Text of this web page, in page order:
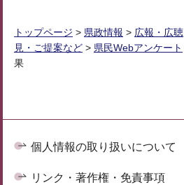
トップページ > 県政情報 > 広報・広聴
見・ご提案など > 県民Webアンケート
果
個人情報の取り扱いについて
リンク・著作権・免責事項